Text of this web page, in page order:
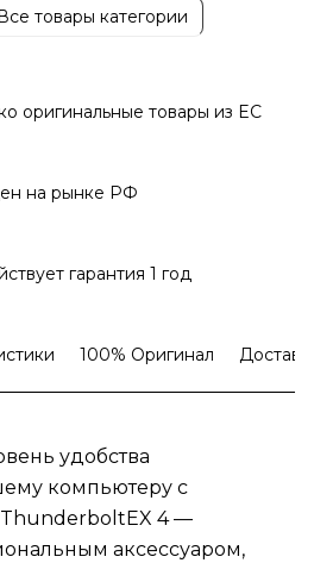
товары категории
оригинальные товары из EC
на рынке РФ
гарантия 1 год
100% Оригинал
удобства
компьютеру с
ThunderboltEX 4 —
аксессуаром,